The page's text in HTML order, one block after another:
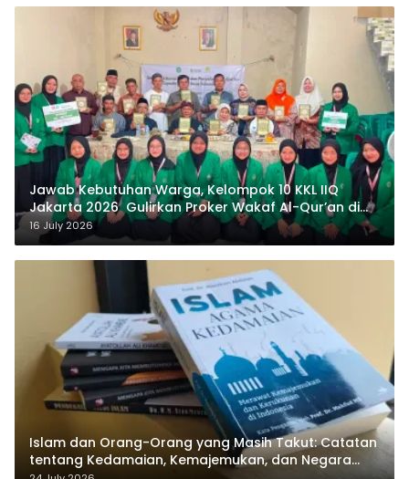
Jawab Kebutuhan Warga, Kelompok 10 KKL IIQ
Jakarta 2026 Gulirkan Proker Wakaf Al-Qur’an di
Sukamanah
16 July 2026
Islam dan Orang-Orang yang Masih Takut: Catatan
tentang Kedamaian, Kemajemukan, dan Negara